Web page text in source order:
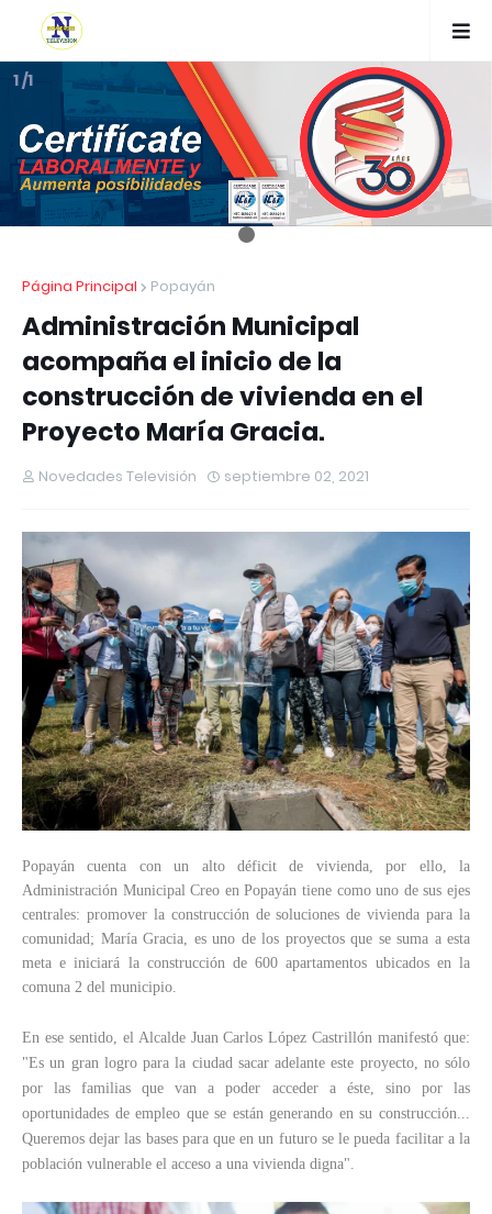
1 /1
Página Principal Popayán
Administración Municipal
acompaña el inicio de la
construcción de vivienda en el
Proyecto María Gracia.
Novedades Televisión septiembre 02, 2021
Popayán cuenta con un alto déficit de vivienda, por ello, la
Administración Municipal Creo en Popayán tiene como uno de sus ejes
centrales: promover la construcción de soluciones de vivienda para la
comunidad; María Gracia, es uno de los proyectos que se suma a esta
meta e iniciará la construcción de 600 apartamentos ubicados en la
comuna 2 del municipio.
En ese sentido, el Alcalde Juan Carlos López Castrillón manifestó que:
"Es un gran logro para la ciudad sacar adelante este proyecto, no sólo
por las familias que van a poder acceder a éste, sino por las
oportunidades de empleo que se están generando en su construcción...
Queremos dejar las bases para que en un futuro se le pueda facilitar a la
población vulnerable el acceso a una vivienda digna".